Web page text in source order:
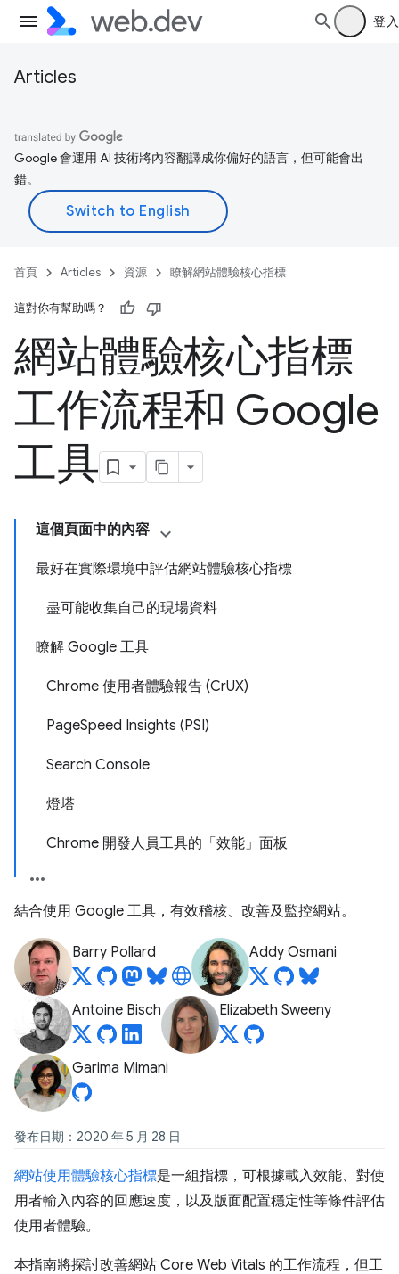
登入
Articles
Google 會運用 AI 技術將內容翻譯成你偏好的語言，但可能會出
錯。
首頁 Articles 資源 瞭解網站體驗核心指標
這對你有幫助嗎？
網站體驗核心指標
工作流程和 Google
工具
這個頁面中的內容
最好在實際環境中評估網站體驗核心指標
盡可能收集自己的現場資料
瞭解 Google 工具
Chrome 使用者體驗報告 (CrUX)
PageSpeed Insights (PSI)
Search Console
燈塔
Chrome 開發人員工具的「效能」面板
結合使用 Google 工具，有效稽核、改善及監控網站。
Barry Pollard Addy Osmani
Antoine Bisch Elizabeth Sweeny
Garima Mimani
發布日期：2020 年 5 月 28 日
網站使用體驗核心指標是一組指標，可根據載入效能、對使
用者輸入內容的回應速度，以及版面配置穩定性等條件評估
使用者體驗。
本指南將探討改善網站 Core Web Vitals 的工作流程，但工